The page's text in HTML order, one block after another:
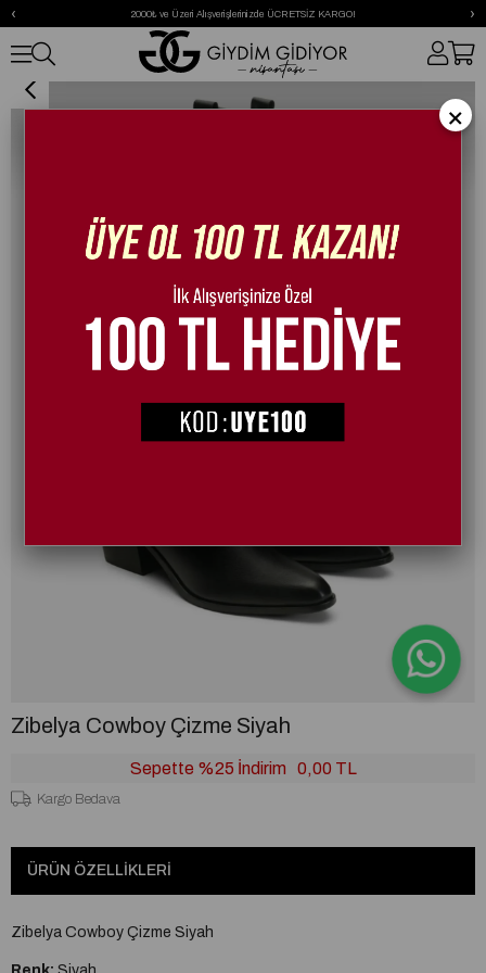
2000₺ ve Üzeri Alışverişlerinizde ÜCRETSİZ KARGO!
‹ ›
Zibelya Cowboy Çizme Siyah
Zibelya Cowboy Çizme Siyah
Sepette %25 İndirim 0,00 TL
Kargo Bedava
ÜRÜN ÖZELLIKLERI
Zibelya Cowboy Çizme Siyah
×